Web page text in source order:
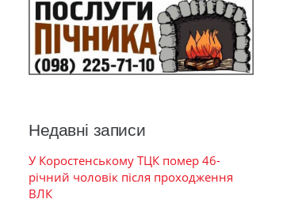
Недавні записи
У Коростенському ТЦК помер 46-
річний чоловік після проходження
ВЛК